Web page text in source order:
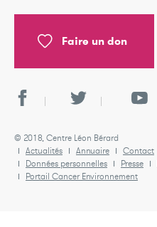
Faire un don
© 2018, Centre Léon Bérard
Actualités
Annuaire Contact
Données personnelles
Presse
Portail Cancer Environnement